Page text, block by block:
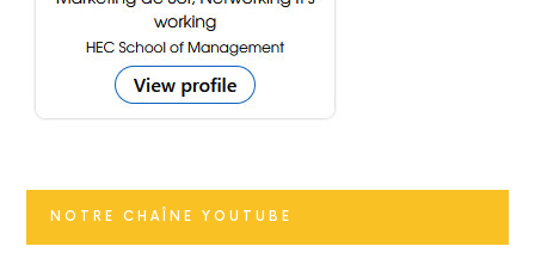
NOTRE CHAÎNE YOUTUBE